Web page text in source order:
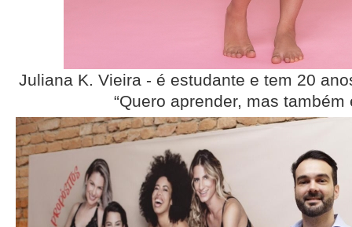
Juliana K. Vieira - é estudante e tem 20
“Quero aprender, mas também